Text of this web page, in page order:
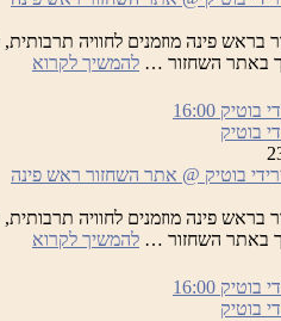
להמשיך לקרוא
בוטיק
בוטיק 16:00
בוטיק
להמשיך לקרוא
בוטיק 16:00
בוטיק